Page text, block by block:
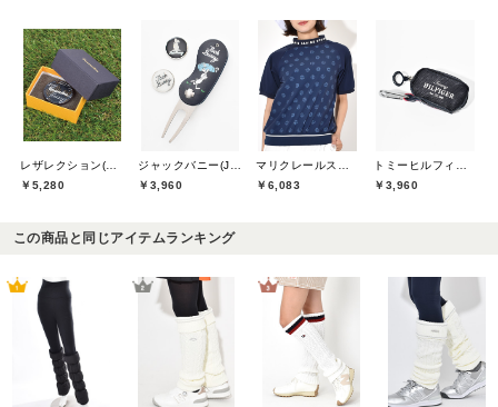
￥5,280
￥3,960
￥6,083
￥3,960
この商品と同じアイテムランキング